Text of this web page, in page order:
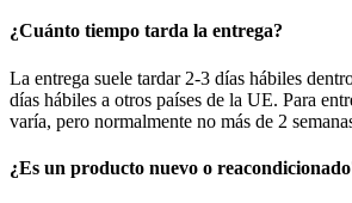
¿Cuánto tiempo tarda la entrega?
La entrega suele tardar 2-3 días hábiles
días hábiles a otros países de la UE. Para
varía, pero normalmente no más de 2
¿Es un producto nuevo o